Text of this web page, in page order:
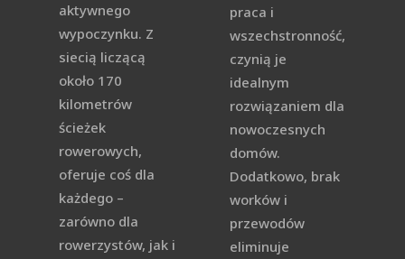
aktywnego
wypoczynku. Z
siecią liczącą
około 170
kilometrów
ścieżek
rowerowych,
oferuje coś dla
każdego –
zarówno dla
rowerzystów, jak i
praca i
wszechstronność,
czynią je
idealnym
rozwiązaniem dla
nowoczesnych
domów.
Dodatkowo, brak
worków i
przewodów
eliminuje